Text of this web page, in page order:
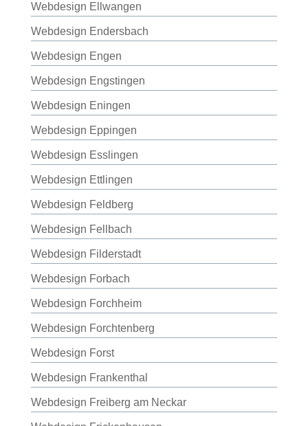
Webdesign Ellwangen
Webdesign Endersbach
Webdesign Engen
Webdesign Engstingen
Webdesign Eningen
Webdesign Eppingen
Webdesign Esslingen
Webdesign Ettlingen
Webdesign Feldberg
Webdesign Fellbach
Webdesign Filderstadt
Webdesign Forbach
Webdesign Forchheim
Webdesign Forchtenberg
Webdesign Forst
Webdesign Frankenthal
Webdesign Freiberg am Neckar